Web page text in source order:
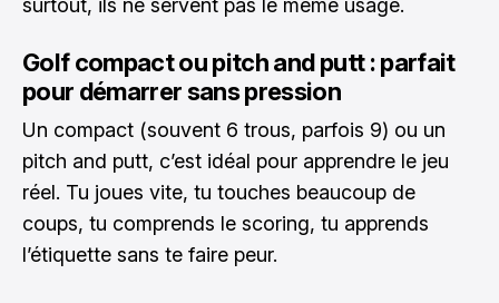
surtout, ils ne servent pas le même usage.
Golf compact ou pitch and putt : parfait
pour démarrer sans pression
Un compact (souvent 6 trous, parfois 9) ou un
pitch and putt, c’est idéal pour apprendre le jeu
réel. Tu joues vite, tu touches beaucoup de
coups, tu comprends le scoring, tu apprends
l’étiquette sans te faire peur.